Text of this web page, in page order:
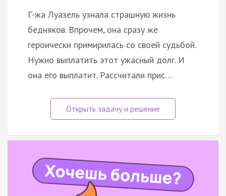
Г-жа Луазель узнала страшную жизнь
бедняков. Впрочем, она сразу же
героически примирилась со своей судьбой.
Нужно выплатить этот ужасный долг. И
она его выплатит. Рассчитали прис…